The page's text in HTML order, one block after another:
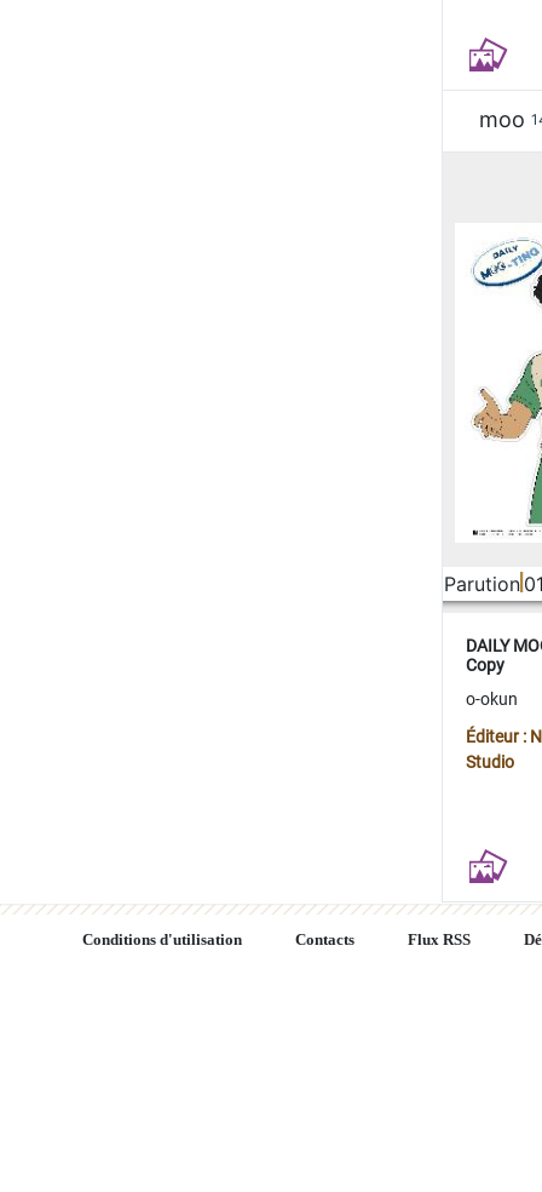
moo
Parution
DAILY
Copy
o-okun
Éditeur :
Studio
Conditions d'utilisation Contacts Flux RSS